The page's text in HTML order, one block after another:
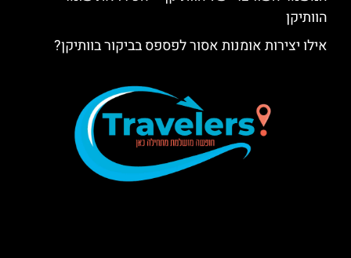
הוותיקן
אילו יצירות אומנות אסור לפספס בביקור בוותיקן?